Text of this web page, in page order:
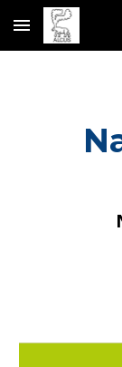
Skip to main